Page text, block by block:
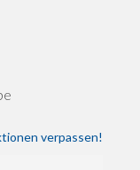
verpassen!